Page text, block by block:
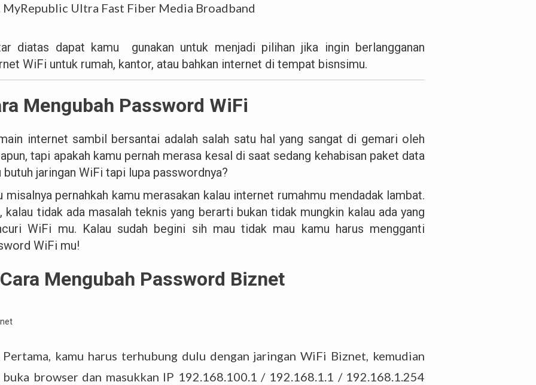
MyRepublic Ultra Fast Fiber Media Broadband
diatas dapat kamu gunakan untuk menjadi pilihan jika ingin berlangganan
WiFi untuk rumah, kantor, atau bahkan internet di tempat bisnsimu.
Mengubah Password WiFi
internet sambil bersantai adalah salah satu hal yang sangat di gemari oleh
tapi apakah kamu pernah merasa kesal di saat sedang kehabisan paket data
butuh jaringan WiFi tapi lupa passwordnya?
misalnya pernahkah kamu merasakan kalau internet rumahmu mendadak lambat.
kalau tidak ada masalah teknis yang berarti bukan tidak mungkin kalau ada yang
WiFi mu. Kalau sudah begini sih mau tidak mau kamu harus mengganti
WiFi mu!
Mengubah Password Biznet
Pertama, kamu harus terhubung dulu dengan jaringan WiFi Biznet, kemudian
buka browser dan masukkan IP 192.168.100.1 / 192.168.1.1 / 192.168.1.254